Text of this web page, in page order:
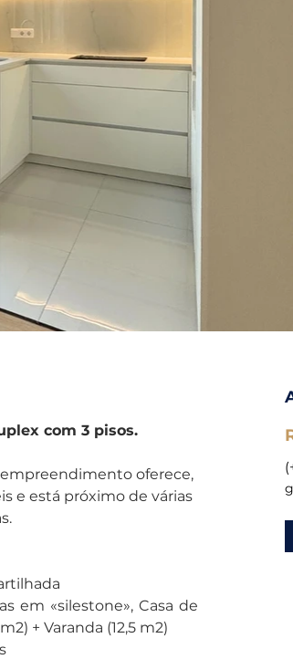
com 3 pisos.
oferece,
e está próximo de várias
em «silestone», Casa de
+ Varanda (12,5 m2)